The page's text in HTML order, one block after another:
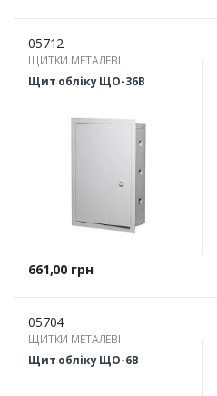
05712
ЩИТКИ МЕТАЛЕВІ
Щит обліку ЩО-36В
Ціна
661,00 грн
05704
ЩИТКИ МЕТАЛЕВІ
Щит обліку ЩО-6В